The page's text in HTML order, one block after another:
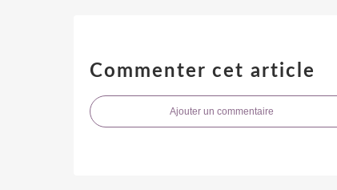
Commenter cet article
Ajouter un commentaire